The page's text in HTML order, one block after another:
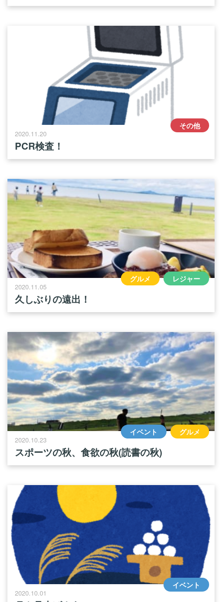
2020.11.20
PCR検査！
その他
2020.11.05
久しぶりの遠出！
グルメ レジャー
2020.10.23
スポーツの秋、食欲の秋(読書の秋)
イベント グルメ
2020.10.01
イベント